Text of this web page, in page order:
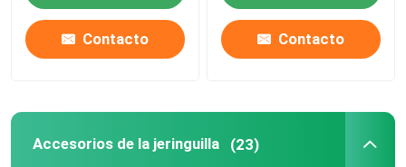
Contacto Contacto
Accesorios de la jeringuilla (23)